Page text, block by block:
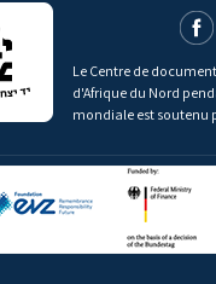
Le Centre de
d'Afrique du Nord
mondiale est soutenu